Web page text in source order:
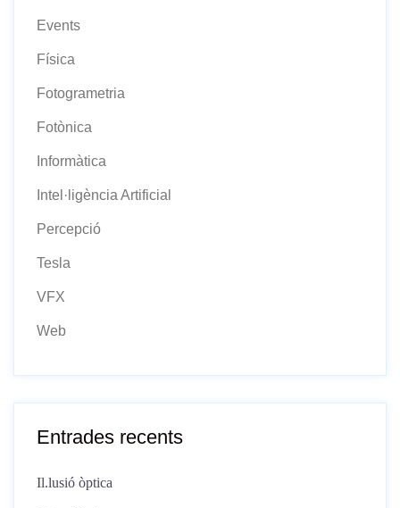
Events
Física
Fotogrametria
Fotònica
Informàtica
Intel·ligència Artificial
Percepció
Tesla
VFX
Web
Entrades recents
Il.lusió òptica